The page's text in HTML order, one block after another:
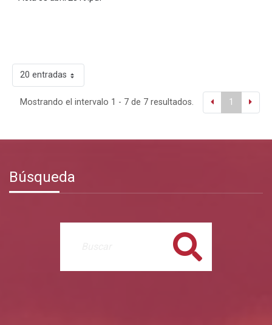
20 entradas
Mostrando el intervalo 1 - 7 de 7 resultados. 1
Búsqueda
Buscar